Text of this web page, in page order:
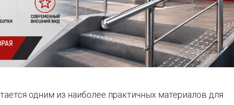
одним из наиболее практичных материалов для